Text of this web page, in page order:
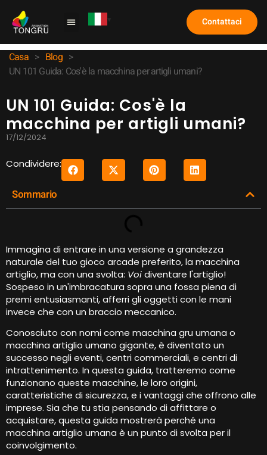
Contattaci
Casa > Blog >
UN 101 Guida: Cos'è la macchina per artigli umani?
UN 101 Guida: Cos'è la
macchina per artigli umani?
17/12/2024
Condividere:
Sommario
Immagina di entrare in una versione a grandezza
naturale del tuo gioco arcade preferito, la macchina
artiglio, ma con una svolta: Voidiventare l'artiglio!
Sospeso in un'imbracatura sopra una fossa piena di
premi entusiasmanti, afferri gli oggetti con le mani
invece che con un braccio meccanico.
Conosciuto con nomi come macchina gru umana o
macchina artiglio umano gigante, è diventato un
successo negli eventi, centri commerciali, e centri di
intrattenimento. In questa guida, tratteremo come
funzionano queste macchine, le loro origini,
caratteristiche di sicurezza, e i vantaggi che offrono alle
imprese. Sia che tu stia pensando di affittare o
acquistare, questa guida mostrerà perché una
macchina artiglio umana è un punto di svolta per il
coinvolgimento.